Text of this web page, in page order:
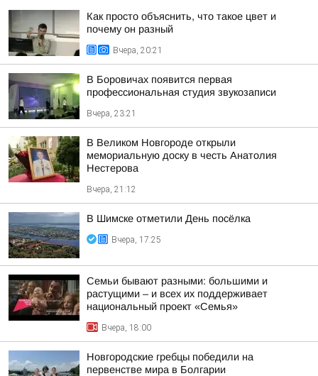
Как просто объяснить, что такое цвет и
почему он разный
Вчера, 20:21
В Боровичах появится первая
профессиональная студия звукозаписи
Вчера, 23:21
В Великом Новгороде открыли
мемориальную доску в честь Анатолия
Нестерова
Вчера, 21:12
В Шимске отметили День посёлка
Вчера, 17:25
Семьи бывают разными: большими и
растущими – и всех их поддерживает
национальный проект «Семья»
Вчера, 18:00
Новгородские гребцы победили на
первенстве мира в Болгарии